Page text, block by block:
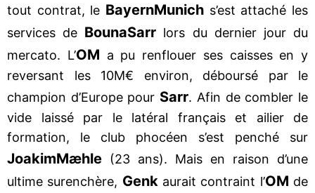
tout contrat, le BayernMunich s’est attaché les
services de BounaSarr lors du dernier jour du
mercato. L’OM a pu renflouer ses caisses en y
reversant les 10M€ environ, déboursé par le
champion d’Europe pour Sarr. Afin de combler le
vide laissé par le latéral français et ailier de
formation, le club phocéen s’est penché sur
JoakimMæhle (23 ans). Mais en raison d’une
ultime surenchère, Genk aurait contraint l’OM de